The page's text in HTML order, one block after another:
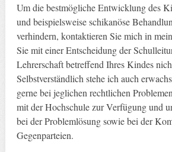
Um die bestmögliche Entwicklung des
und beispielsweise schikanöse
verhindern, kontaktieren Sie mich in
Sie mit einer Entscheidung der
Lehrerschaft betreffend Ihres Kindes
Selbstverständlich stehe ich auch
gerne bei jeglichen rechtlichen
mit der Hochschule zur Verfügung und
bei der Problemlösung sowie bei der
Gegenparteien.